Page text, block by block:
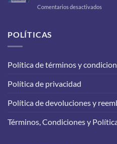
a
Comentarios desactivados
lo
POLÍTICAS
Política de términos y
Política de privacidad
Política de devoluciones y
Términos, Condiciones y